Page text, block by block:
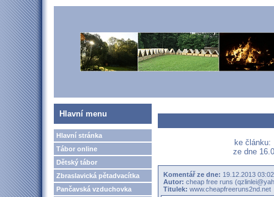
Hlavní menu
Hlavní stránka
Tábor online
Dětský tábor
Zbraslavická pětadvacítka
Pančavská vzduchovka
ke článku:
ze dne
Komentář ze dne: 19.12.2013
Autor: cheap free runs
Titulek: www.cheapfreeruns2nd.net